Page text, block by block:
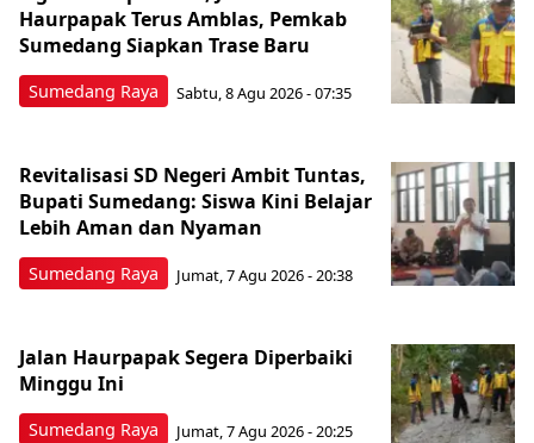
Sumedang Raya
Haurpapak Terus Amblas, Pemkab
Sumedang Siapkan Trase Baru
Sabtu, 8 Agu 2026 - 07:35
Sumedang Raya
Revitalisasi SD Negeri Ambit Tuntas,
Bupati Sumedang: Siswa Kini Belajar
Lebih Aman dan Nyaman
Jumat, 7 Agu 2026 - 20:38
Sumedang Raya
Jalan Haurpapak Segera Diperbaiki
Minggu Ini
Jumat, 7 Agu 2026 - 20:25